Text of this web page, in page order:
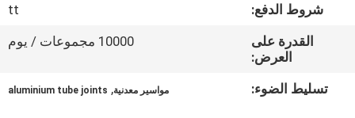
اتصل
اطلب
شروط الدفع:
tt
القدرة على
العرض:
10000 مجموعات / يوم
تسليط الضوء: مواسير معدنية,
aluminium tube joints